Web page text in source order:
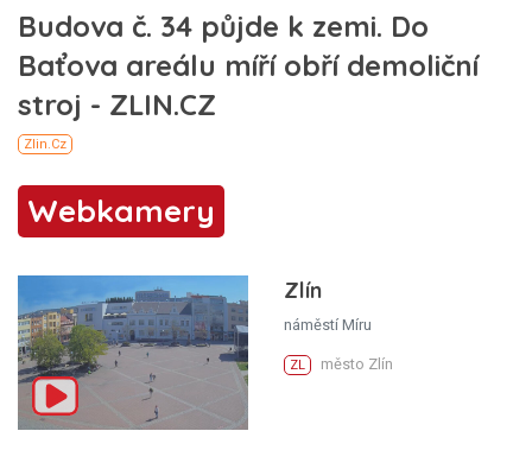
Webkamery
Zlín
náměstí Míru
ZL město Zlín